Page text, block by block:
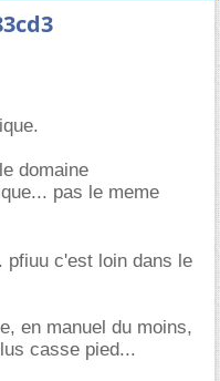
domaine
pas le meme
pfiuu c'est loin dans le
en manuel du moins,
casse pied...